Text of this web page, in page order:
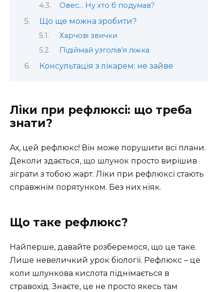
Овес… Ну хто б подумав?
Що ще можна зробити?
Харчові звички
Підіймай узголів’я ліжка
Консультація з лікарем: не зайве
Ліки при рефлюксі: що треба
знати?
Ах, цей рефлюкс! Він може порушити всі плани.
Деколи здається, що шлунок просто вирішив
зіграти з тобою жарт. Ліки при рефлюксі стають
справжнім порятунком. Без них ніяк.
Що таке рефлюкс?
Найперше, давайте розберемося, що це таке.
Лише невеличкий урок біології. Рефлюкс – це
коли шлункова кислота піднімається в
стравохід. Знаєте, це не просто якесь там